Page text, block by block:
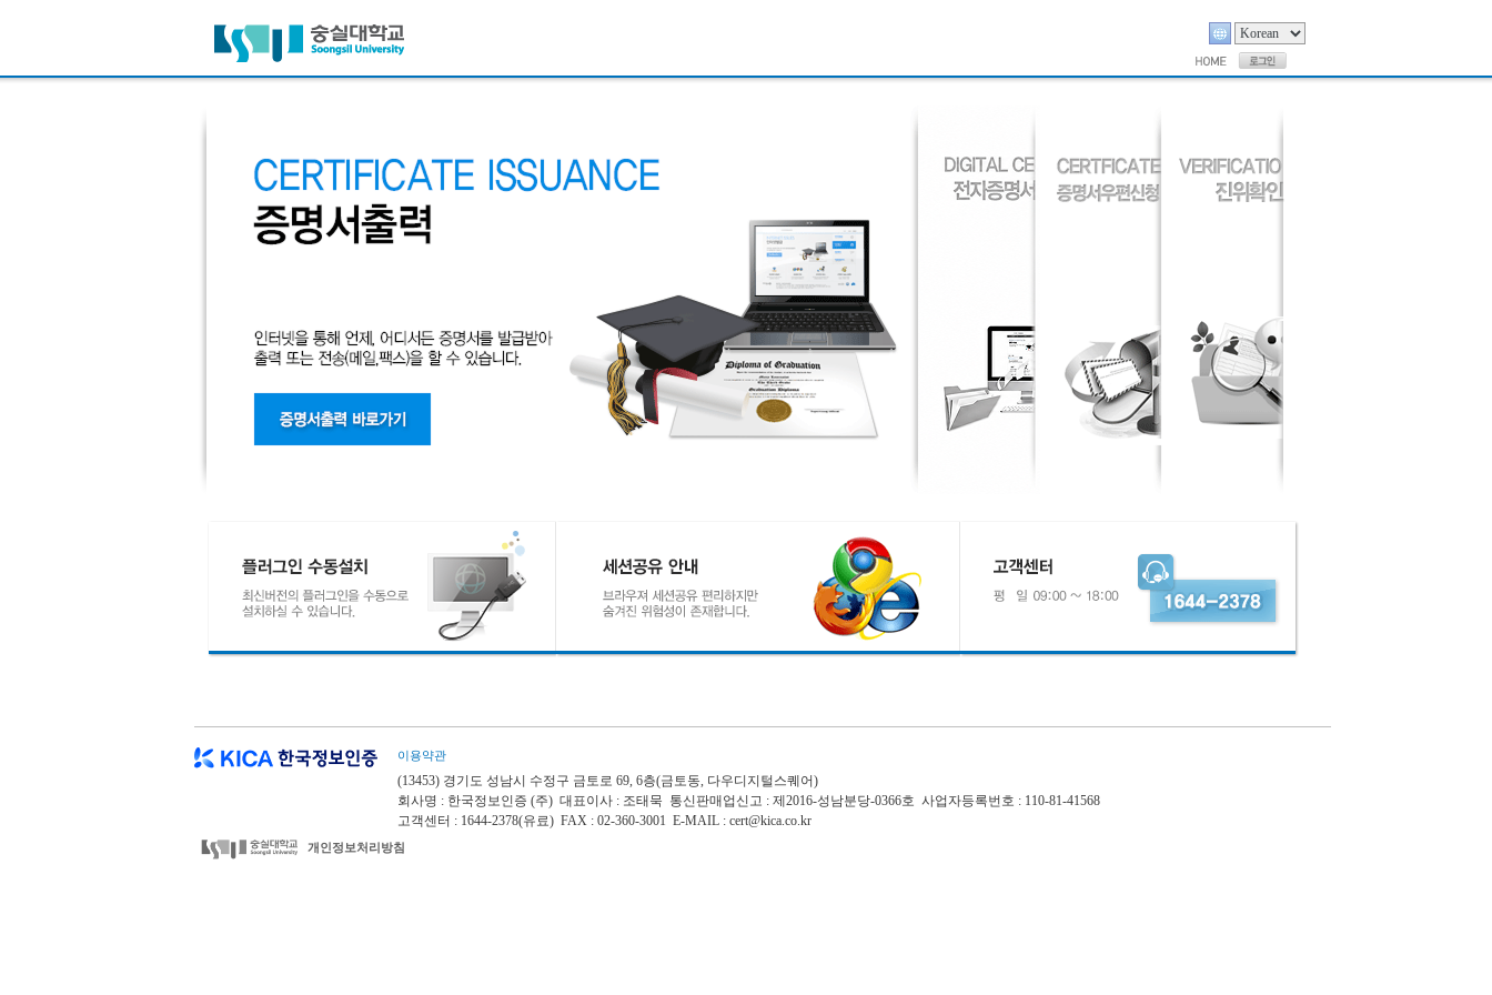
이용약관
(13453) 경기도 성남시 수정구 금토로 69, 6층(금토동, 다우디지털스퀘어)
회사명 : 한국정보인증 (주) 대표이사 : 조태묵 통신판매업신고 : 제2016-성남분당-0366호 사업자등록번호 : 110-81-41568
고객센터 : 1644-2378(유료) FAX : 02-360-3001 E-MAIL : cert@kica.co.kr
개인정보처리방침